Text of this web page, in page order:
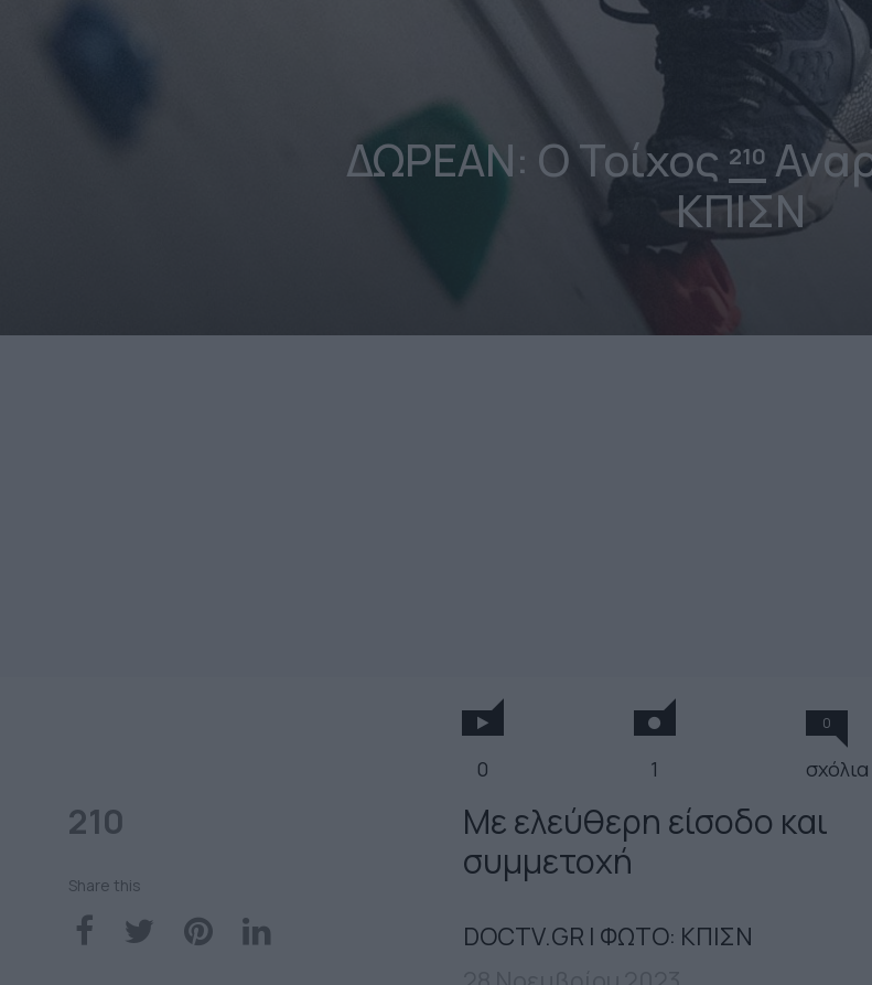
ΔΩΡΕΑΝ: Ο Τοίχος 210
ΚΠΙΣΝ
0 1
0
σχόλια
210
Share this
Με ελεύθερη είσοδο και
συμμετοχή
DOCTV.GR | ΦΩΤΟ: ΚΠΙΣΝ